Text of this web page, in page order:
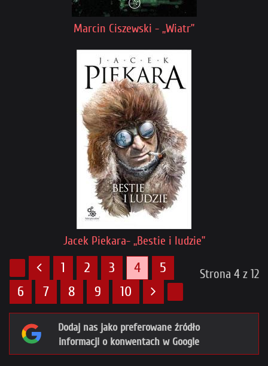
Marcin Ciszewski - „Wiatr”
Jacek Piekara- „Bestie i ludzie”
Strona 4 z 12
1 2 3 4
5
6
7 8 9 10
Dodaj nas jako preferowane źródło
informacji o konwentach w Google